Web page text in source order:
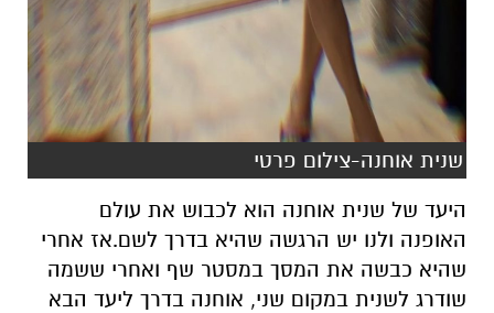
שנית אוחנה-צילום פרטי
היעד של שנית אוחנה הוא לכבוש את עולם
האופנה ולנו יש הרגשה שהיא בדרך לשם.אז אחרי
שהיא כבשה את המסך במסטר שף ואחרי ששמה
שודרג לשנית במקום שני, אוחנה בדרך ליעד הבא